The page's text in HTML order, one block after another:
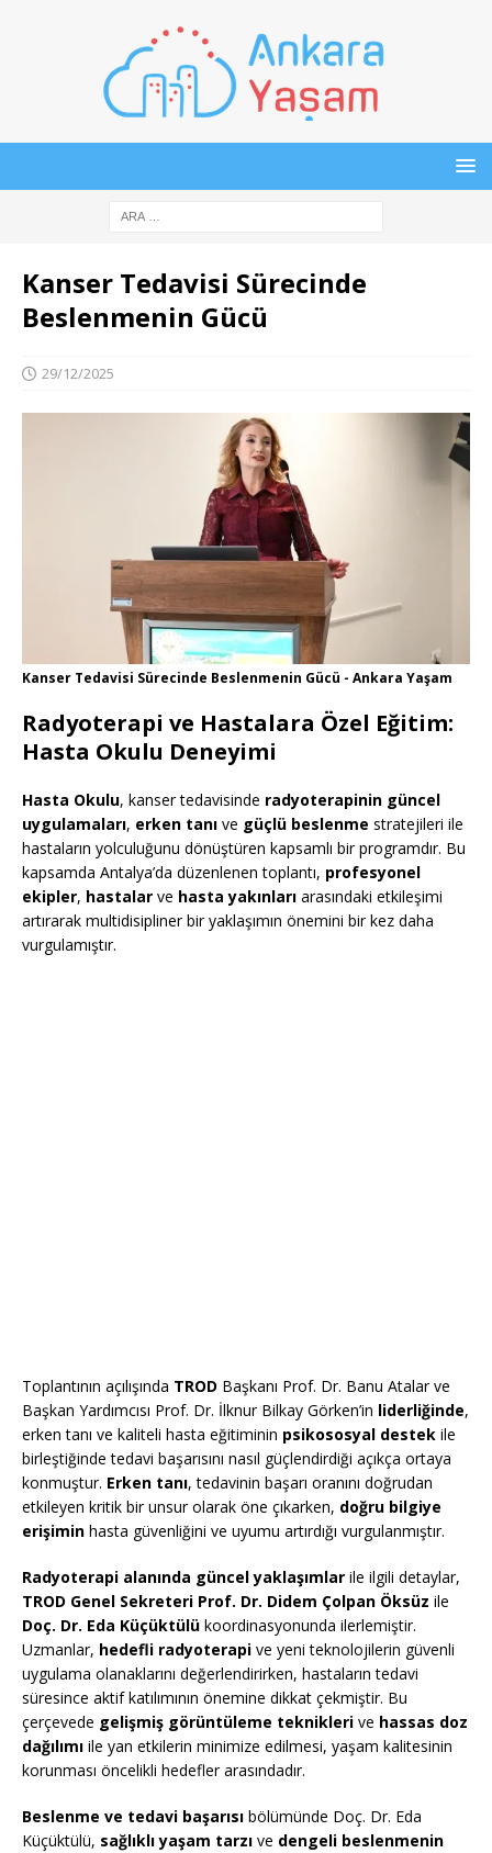
Kanser Tedavisi Sürecinde
Beslenmenin Gücü
29/12/2025
Kanser Tedavisi Sürecinde Beslenmenin Gücü - Ankara Yaşam
Radyoterapi ve Hastalara Özel Eğitim:
Hasta Okulu Deneyimi
Hasta Okulu, kanser tedavisinde radyoterapinin güncel
uygulamaları, erken tanı ve güçlü beslenme stratejileri ile
hastaların yolculuğunu dönüştüren kapsamlı bir programdır. Bu
kapsamda Antalya’da düzenlenen toplantı, profesyonel
ekipler, hastalar ve hasta yakınları arasındaki etkileşimi
artırarak multidisipliner bir yaklaşımın önemini bir kez daha
vurgulamıştır.
Toplantının açılışında TROD Başkanı Prof. Dr. Banu Atalar ve
Başkan Yardımcısı Prof. Dr. İlknur Bilkay Görken’in liderliğinde,
erken tanı ve kaliteli hasta eğitiminin psikososyal destek ile
birleştiğinde tedavi başarısını nasıl güçlendirdiği açıkça ortaya
konmuştur. Erken tanı, tedavinin başarı oranını doğrudan
etkileyen kritik bir unsur olarak öne çıkarken, doğru bilgiye
erişimin hasta güvenliğini ve uyumu artırdığı vurgulanmıştır.
Radyoterapi alanında güncel yaklaşımlar ile ilgili detaylar,
TROD Genel Sekreteri Prof. Dr. Didem Çolpan Öksüz ile
Doç. Dr. Eda Küçüktülü koordinasyonunda ilerlemiştir.
Uzmanlar, hedefli radyoterapi ve yeni teknolojilerin güvenli
uygulama olanaklarını değerlendirirken, hastaların tedavi
süresince aktif katılımının önemine dikkat çekmiştir. Bu
çerçevede gelişmiş görüntüleme teknikleri ve hassas doz
dağılımı ile yan etkilerin minimize edilmesi, yaşam kalitesinin
korunması öncelikli hedefler arasındadır.
Beslenme ve tedavi başarısı bölümünde Doç. Dr. Eda
Küçüktülü, sağlıklı yaşam tarzı ve dengeli beslenmenin